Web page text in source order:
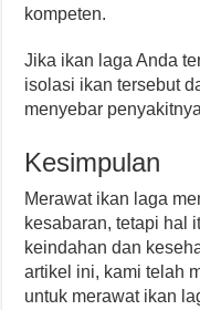
kompeten.
Jika ikan laga Anda
isolasi ikan tersebut
menyebar
Kesimpulan
Merawat ikan laga
kesabaran, tetapi hal
keindahan dan
artikel ini, kami telah
untuk merawat ikan